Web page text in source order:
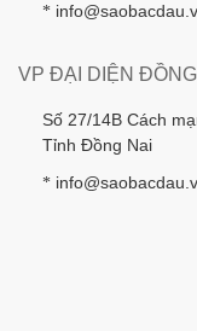
*
VP ĐẠI DIỆN ĐỒNG
Số 27/14B Cách
Tỉnh Đồng Nai
*